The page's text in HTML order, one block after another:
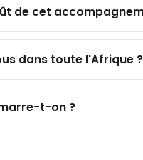
de cet
dans toute l'Afrique ?
t-on ?